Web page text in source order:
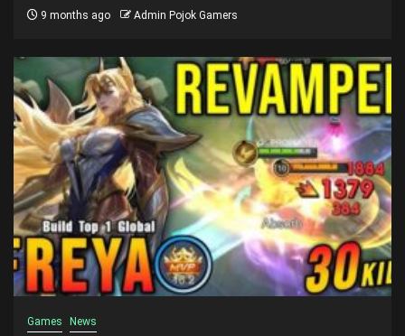
9 months ago Admin Pojok Gamers
Games News